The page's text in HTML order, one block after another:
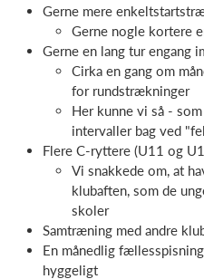
Gerne mere
Gerne nogle kortere
Gerne en lang tur engang
Cirka en gang om
for rundstrækninger
Her kunne vi så -
intervaller bag ved
Flere C-ryttere (U11 og
Vi snakkede om, at
klubaften, som de
skoler
Samtræning med andre
En månedlig
hyggeligt